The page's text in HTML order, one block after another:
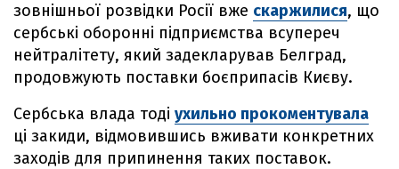
зовнішньої розвідки Росії вже скаржилися, що
сербські оборонні підприємства всупереч
нейтралітету, який задекларував Белград,
продовжують поставки боєприпасів Києву.
Сербська влада тоді ухильно прокоментувала
ці закиди, відмовившись вживати конкретних
заходів для припинення таких поставок.